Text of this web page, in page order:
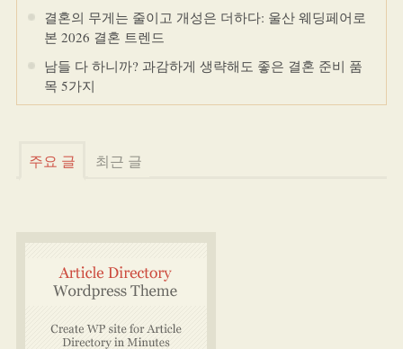
결혼의 무게는 줄이고 개성은 더하다: 울산 웨딩페어로
본 2026 결혼 트렌드
남들 다 하니까? 과감하게 생략해도 좋은 결혼 준비 품
목 5가지
주요 글 최근 글